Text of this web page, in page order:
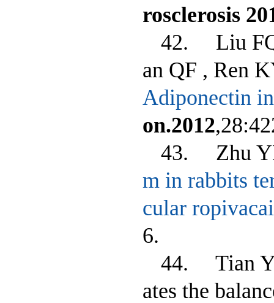
rosclerosis
42. Liu
an QF , Ren
Adiponectin
on.2012
43. Zhu
m in rabbits
cular
6.
44. Tian
ates the